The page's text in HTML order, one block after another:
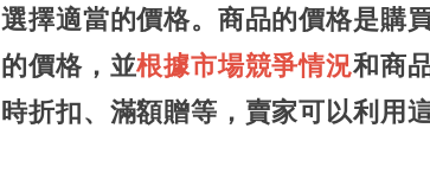
選擇適當的價格。商品的價格是購
的價格，並根據市場競爭情況和商
時折扣、滿額贈等，賣家可以利用